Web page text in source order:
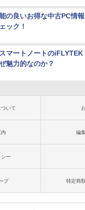
の良いお得な中古PC情
ック！
マートノートの
魅力的なのか？
いて
編
ー
プ 特定商